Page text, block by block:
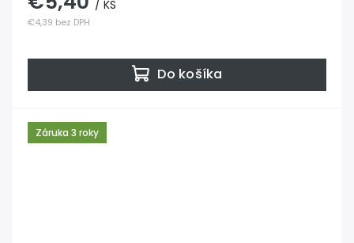
€4,39 bez DPH
/ KS
Do košíka
Záruka 3 roky